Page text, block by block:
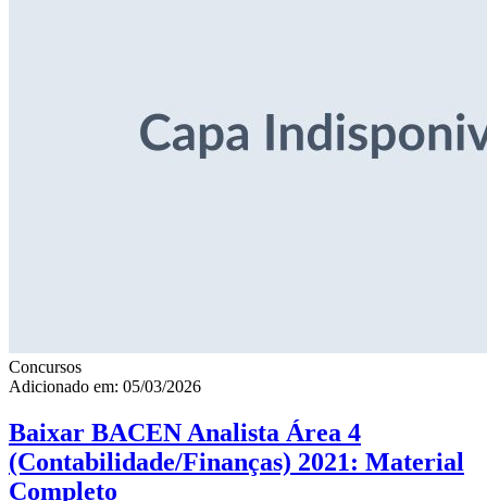
Concursos
Adicionado em: 05/03/2026
Baixar BACEN Analista Área 4
(Contabilidade/Finanças) 2021: Material
Completo